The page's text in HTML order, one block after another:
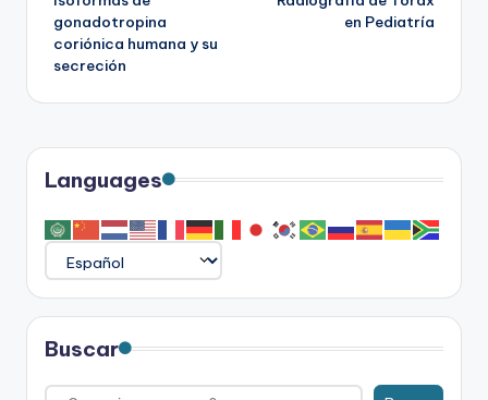
de
entradas
gonadotropina
coriónica humana y su
secreción
en Pediatría
Languages
Buscar